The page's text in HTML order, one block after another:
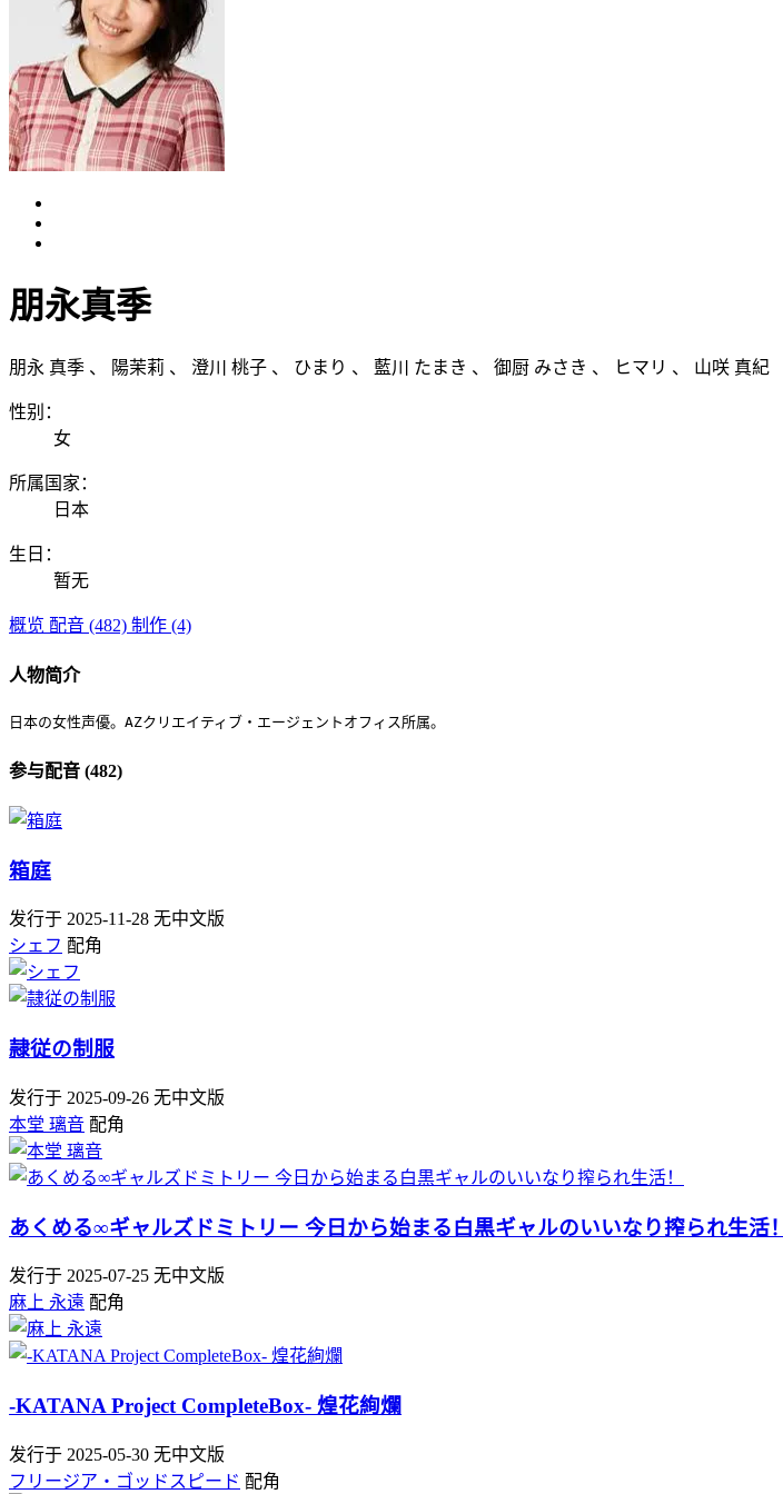
朋永真季
朋永 真季 、 陽茉莉 、 澄川 桃子 、 ひまり 、 藍川 たまき 、 御厨 みさき 、 ヒマリ 、 山咲 真紀
性别：
女
所属国家：
日本
生日：
暂无
概览 配音 (482) 制作 (4)
人物简介
日本の女性声優。AZクリエイティブ・エージェントオフィス所属。
参与配音 (482)
箱庭
发行于 2025-11-28 无中文版
シェフ 配角
隷従の制服
发行于 2025-09-26 无中文版
本堂 璃音 配角
あくめる∞ギャルズドミトリー 今日から始まる白黒ギャルのいいなり搾られ生活！
发行于 2025-07-25 无中文版
麻上 永遠 配角
-KATANA Project CompleteBox- 煌花絢爛
发行于 2025-05-30 无中文版
フリージア・ゴッドスピード 配角